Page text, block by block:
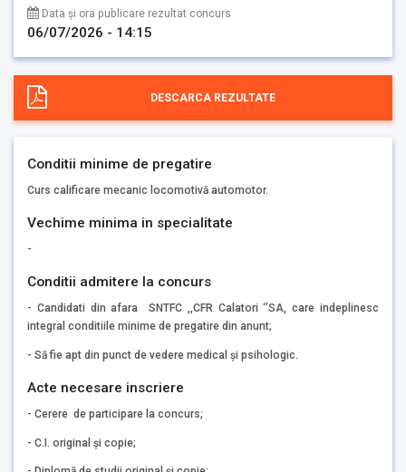
Data și ora publicare rezultat concurs
06/07/2026 - 14:15
DESCARCA REZULTATE
Conditii minime de pregatire
Curs calificare mecanic locomotivă automotor.
Vechime minima in specialitate
-
Conditii admitere la concurs
- Candidati din afara SNTFC ,,CFR Calatori ‘’SA, care indeplinesc
integral conditiile minime de pregatire din anunt;
- Să fie apt din punct de vedere medical și psihologic.
Acte necesare inscriere
- Cerere de participare la concurs;
- C.I. original şi copie;